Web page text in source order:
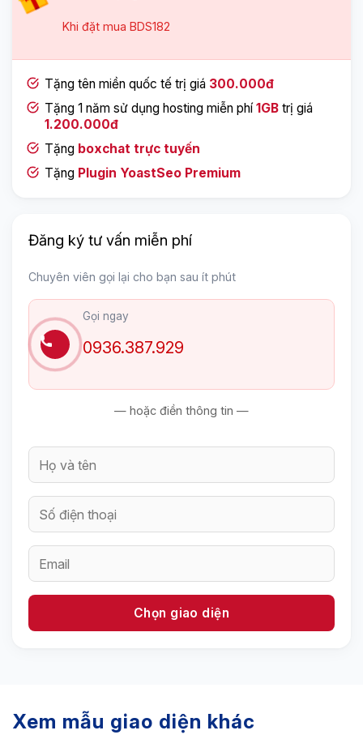
Khi đặt mua BDS182
Tặng tên miền quốc tế trị giá 300.000đ
Tặng 1 năm sử dụng hosting miễn phí1GB trị giá
1.200.000đ
Tặng boxchat trực tuyến
Tặng Plugin YoastSeo Premium
Đăng ký tư vấn miễn phí
Chuyên viên gọi lại cho bạn sau ít phút
Gọi ngay
0936.387.929
— hoặc điền thông tin —
Xem mẫu giao diện khác